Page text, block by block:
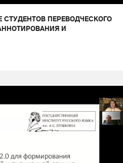
СТУДЕНТОВ ПЕРЕВОДЧЕСКОГО
И